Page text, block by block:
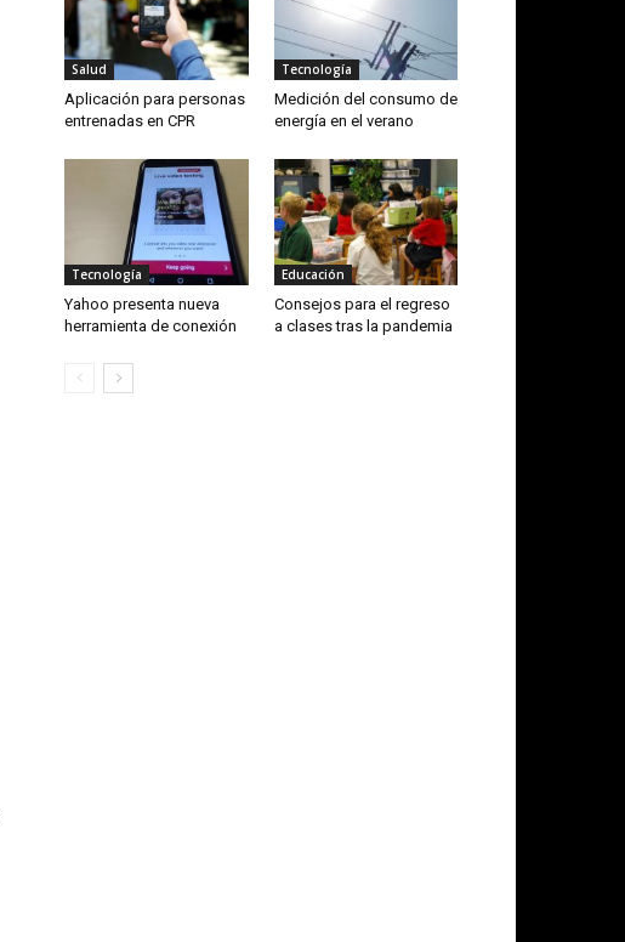
Salud
Aplicación para personas
entrenadas en CPR
Tecnología
Medición del consumo de
energía en el verano
Tecnología
Yahoo presenta nueva
herramienta de conexión
Educación
Consejos para el regreso
a clases tras la pandemia